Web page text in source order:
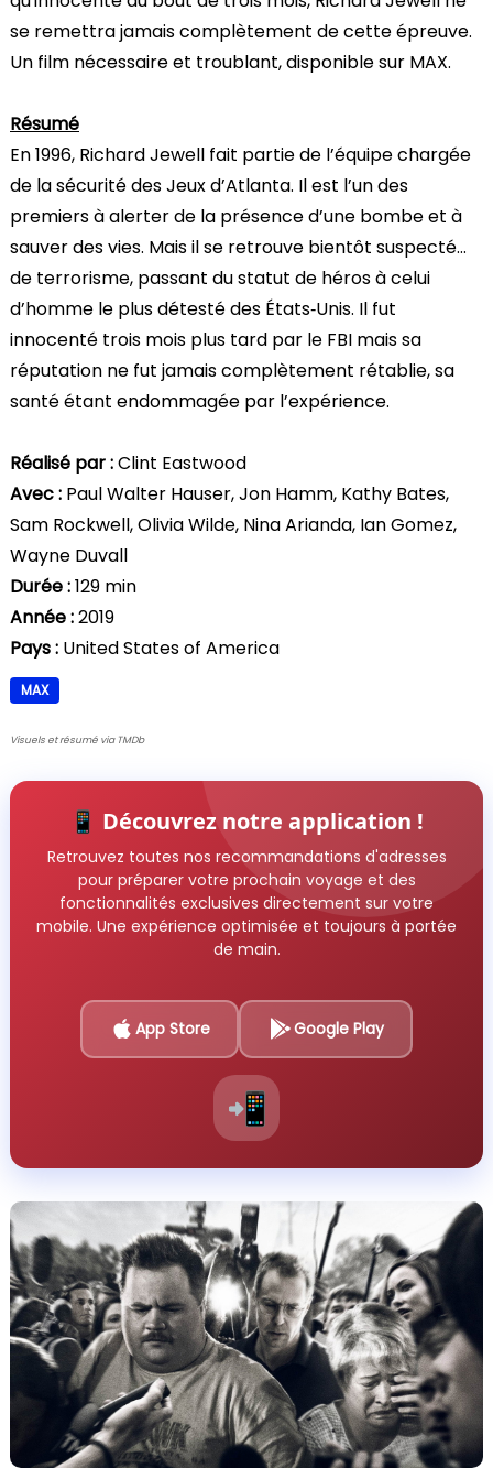
se remettra jamais complètement de cette épreuve.
Un film nécessaire et troublant, disponible sur MAX.
Résumé
En 1996, Richard Jewell fait partie de l’équipe chargée
de la sécurité des Jeux d’Atlanta. Il est l’un des
premiers à alerter de la présence d’une bombe et à
sauver des vies. Mais il se retrouve bientôt suspecté…
de terrorisme, passant du statut de héros à celui
d’homme le plus détesté des États‐Unis. Il fut
innocenté trois mois plus tard par le FBI mais sa
réputation ne fut jamais complètement rétablie, sa
santé étant endommagée par l’expérience.
Réalisé par :Clint Eastwood
Avec : Paul Walter Hauser, Jon Hamm, Kathy Bates,
Sam Rockwell, Olivia Wilde, Nina Arianda, Ian Gomez,
Wayne Duvall
Durée :129 min
Année :2019
Pays : United States of America
MAX
Visuels et résumé via TMDb
📱 Découvrez notre application !
Retrouvez toutes nos recommandations d'adresses
pour préparer votre prochain voyage et des
fonctionnalités exclusives directement sur votre
mobile. Une expérience optimisée et toujours à portée
de main.
App Store Google Play
📲